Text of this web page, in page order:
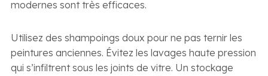
modernes sont très efficaces.
Utilisez des shampoings doux pour ne pas ternir les
peintures anciennes. Évitez les lavages haute pression
qui s’infiltrent sous les joints de vitre. Un stockage